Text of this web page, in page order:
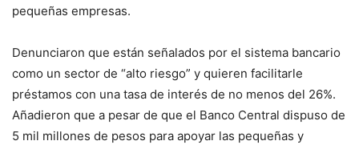
pequeñas empresas.
Denunciaron que están señalados por el sistema bancario
como un sector de “alto riesgo” y quieren facilitarle
préstamos con una tasa de interés de no menos del 26%.
Añadieron que a pesar de que el Banco Central dispuso de
5 mil millones de pesos para apoyar las pequeñas y